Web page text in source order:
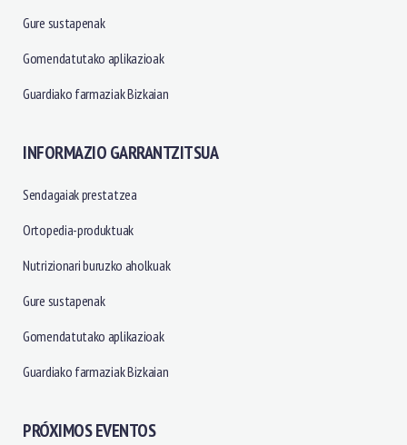
Gure sustapenak
Gomendatutako aplikazioak
Guardiako farmaziak Bizkaian
INFORMAZIO GARRANTZITSUA
Sendagaiak prestatzea
Ortopedia-produktuak
Nutrizionari buruzko aholkuak
Gure sustapenak
Gomendatutako aplikazioak
Guardiako farmaziak Bizkaian
PRÓXIMOS EVENTOS